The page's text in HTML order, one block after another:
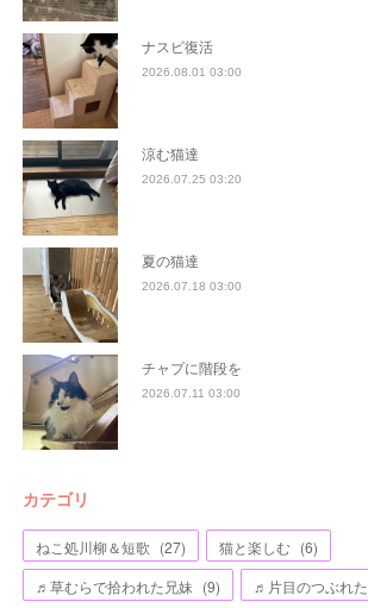
ナスビ復活
2026.08.01 03:00
涼む猫達
2026.07.25 03:20
夏の猫達
2026.07.18 03:00
チャプに階段を
2026.07.11 03:00
カテゴリ
ねこ処川柳＆短歌 (27) 猫と楽しむ (6)
♬草むらで拾われた兄妹 (9) ♬片目のつぶれ